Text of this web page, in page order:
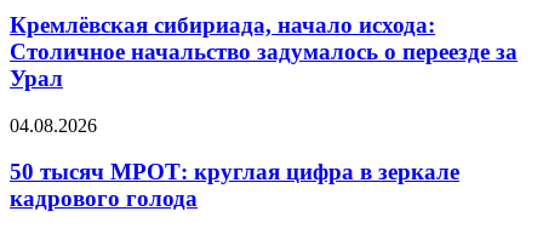
Кремлёвская сибириада, начало исхода:
Столичное начальство задумалось о переезде за
Урал
04.08.2026
50 тысяч МРОТ: круглая цифра в зеркале
кадрового голода